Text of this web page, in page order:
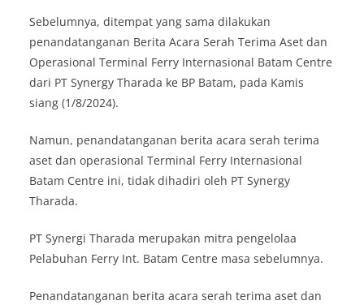
Sebelumnya, ditempat yang sama dilakukan
penandatanganan Berita Acara Serah Terima Aset dan
Operasional Terminal Ferry Internasional Batam Centre
dari PT Synergy Tharada ke BP Batam, pada Kamis
siang (1/8/2024).
Namun, penandatanganan berita acara serah terima
aset dan operasional Terminal Ferry Internasional
Batam Centre ini, tidak dihadiri oleh PT Synergy
Tharada.
PT Synergi Tharada merupakan mitra pengelolaa
Pelabuhan Ferry Int. Batam Centre masa sebelumnya.
Penandatanganan berita acara serah terima aset dan